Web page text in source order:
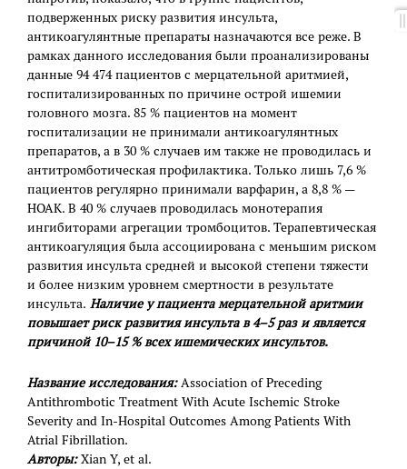
подверженных риску развития инсульта,
антикоагулянтные препараты назначаются все реже. В
рамках данного исследования были проанализированы
данные 94 474 пациентов с мерцательной аритмией,
госпитализированных по причине острой ишемии
головного мозга. 85 % пациентов на момент
госпитализации не принимали антикоагулянтных
препаратов, а в 30 % случаев им также не проводилась и
антитромботическая профилактика. Только лишь 7,6 %
пациентов регулярно принимали варфарин, а 8,8 % —
НОАК. В 40 % случаев проводилась монотерапия
ингибиторами агрегации тромбоцитов. Терапевтическая
антикоагуляция была ассоциирована с меньшим риском
развития инсульта средней и высокой степени тяжести
и более низким уровнем смертности в результате
инсульта. Наличие у пациента мерцательной аритмии
повышает риск развития инсульта в 4–5 раз и является
причиной 10–15 % всех ишемических инсультов.
Название исследования:Association of Preceding
Antithrombotic Treatment With Acute Ischemic Stroke
Severity and In-Hospital Outcomes Among Patients With
Atrial Fibrillation.
Авторы:Xian Y, et al.